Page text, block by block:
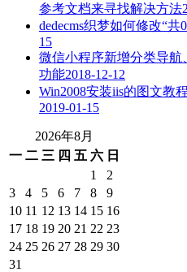
参考文档来寻找解决方法
dedecms织梦如何修改“
15
微信小程序新增分类导
功能2018-12-12
Win2008安装iis的图文教
2019-01-15
2026年8月
一 二 三 四 五 六 日
1
2
3
4 5 6 7 8
9
10 11 12 13 14 15 16
17 18 19 20 21 22 23
24 25 26 27 28 29 30
31